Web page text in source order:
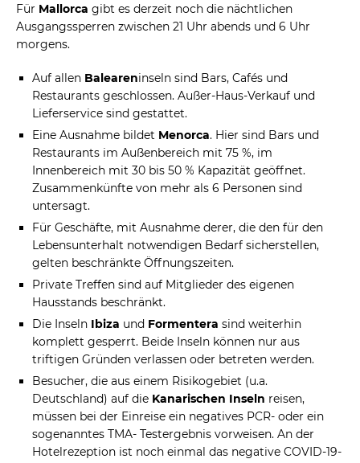
Für Mallorca gibt es derzeit noch die nächtlichen
Ausgangssperren zwischen 21 Uhr abends und 6 Uhr
morgens.
Auf allen Baleareninseln sind Bars, Cafés und
Restaurants geschlossen. Außer-Haus-Verkauf und
Lieferservice sind gestattet.
Eine Ausnahme bildet Menorca. Hier sind Bars und
Restaurants im Außenbereich mit 75 %, im
Innenbereich mit 30 bis 50 % Kapazität geöffnet.
Zusammenkünfte von mehr als 6 Personen sind
untersagt.
Für Geschäfte, mit Ausnahme derer, die den für den
Lebensunterhalt notwendigen Bedarf sicherstellen,
gelten beschränkte Öffnungszeiten.
Private Treffen sind auf Mitglieder des eigenen
Hausstands beschränkt.
Die Inseln Ibiza und Formentera sind weiterhin
komplett gesperrt. Beide Inseln können nur aus
triftigen Gründen verlassen oder betreten werden.
Besucher, die aus einem Risikogebiet (u.a.
Deutschland) auf die Kanarischen Inseln reisen,
müssen bei der Einreise ein negatives PCR- oder ein
sogenanntes TMA- Testergebnis vorweisen. An der
Hotelrezeption ist noch einmal das negative COVID-19-